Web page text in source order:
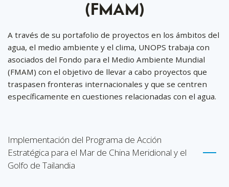
(FMAM)
A través de su portafolio de proyectos en los ámbitos del
agua, el medio ambiente y el clima, UNOPS trabaja con
asociados del Fondo para el Medio Ambiente Mundial
(FMAM) con el objetivo de llevar a cabo proyectos que
traspasen fronteras internacionales y que se centren
específicamente en cuestiones relacionadas con el agua.
Implementación del Programa de Acción
Estratégica para el Mar de China Meridional y el
Golfo de Tailandia